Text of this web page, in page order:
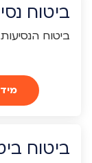
ביטוח
ביטוח
ביטוח